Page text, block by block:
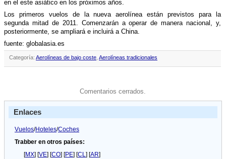
en el este asiático en los próximos años.
Los primeros vuelos de la nueva aerolí­nea están previstos para la
segunda mitad de 2011. Comenzarán a operar de manera nacional, y,
posteriormente, se ampliará e incluirá a China.
fuente: globalasia.es
Categoría: Aerolíneas de bajo coste Aerolíneas tradicionales
Comentarios cerrados.
Enlaces
Vuelos/Hoteles/Coches
Trabber en otros países:
[MX] [VE] [CO] [PE] [CL] [AR]